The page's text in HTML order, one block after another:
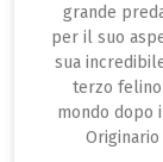
grande
per il suo
sua
terzo
mondo dopo